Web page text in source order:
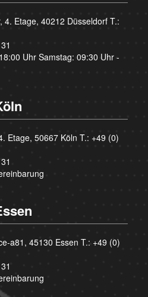
4. Etage, 40212 Düsseldorf T.:
Uhr Samstag: 09:30 Uhr -
Etage, 50667 Köln T.: +49 (0)
a81, 45130 Essen T.: +49 (0)